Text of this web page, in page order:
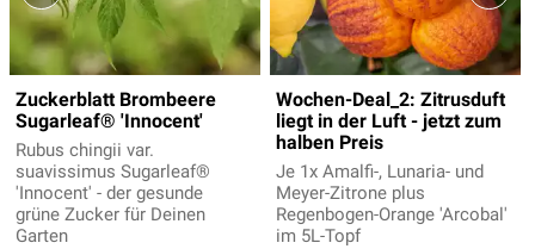
Zuckerblatt Brombeere
Sugarleaf® 'Innocent'
Rubus chingii var.
suavissimus Sugarleaf®
'Innocent' - der gesunde
grüne Zucker für Deinen
Garten
Wochen-Deal_2: Zitrusduft
liegt in der Luft - jetzt zum
halben Preis
Je 1x Amalfi-, Lunaria- und
Meyer-Zitrone plus
Regenbogen-Orange 'Arcobal'
im 5L-Topf